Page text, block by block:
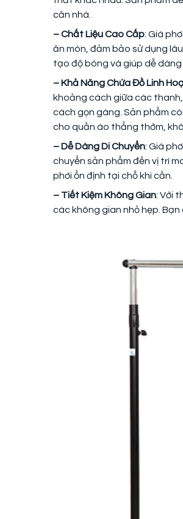
căn nhà.
– Chất Liệu Cao Cấp: Giá
ăn mòn, đảm bảo sử dụng
tạo độ bóng và giúp dễ dàng
– Khả Năng Chứa Đồ Linh
khoảng cách giữa các
cách gọn gàng. Sản phẩm
cho quần áo thẳng thớm,
– Dễ Dàng Di Chuyển: Giá
chuyển sản phẩm đến vị trí
phơi ổn định tại chỗ khi cần.
– Tiết Kiệm Không Gian: Với
các không gian nhỏ hẹp.